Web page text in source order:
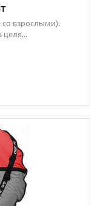
со взрослыми).
целя...